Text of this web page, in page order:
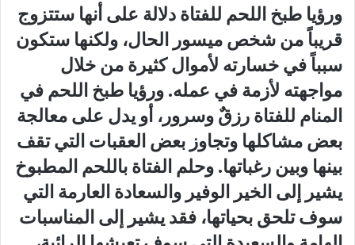
ورؤيا طبخ اللحم للفتاة دلالة على أنها ستتزوج
قريباً من شخص ميسور الحال، ولكنها ستكون
سبباً في خسارته لأموال كثيرة من خلال
مواجهته لأزمة في عمله. ورؤيا طبخ اللحم في
المنام للفتاة رزقٌ وسرور، أو يدل على معالجة
بعض مشاكلها وتجاوز بعض العقبات التي تقف
بينها وبين رغباتها. وحلم الفتاة باللحم المطبوخ
يشير إلى الخير الوفير والسعادة العارمة التي
سوف تلحق بحياتها، فقد يشير إلى المناسبات